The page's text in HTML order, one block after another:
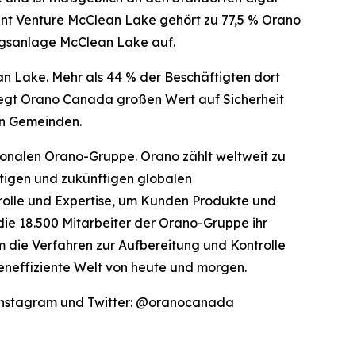
Venture McClean Lake gehört zu 77,5 % Orano
McClean Lake auf.
Lake. Mehr als 44 % der Beschäftigten dort
Orano Canada großen Wert auf Sicherheit
Gemeinden.
Orano-Gruppe. Orano zählt weltweit zu
und zukünftigen globalen
und Expertise, um Kunden Produkte und
18.500 Mitarbeiter der Orano-Gruppe ihr
die Verfahren zur Aufbereitung und Kontrolle
Welt von heute und morgen.
und Twitter: @oranocanada